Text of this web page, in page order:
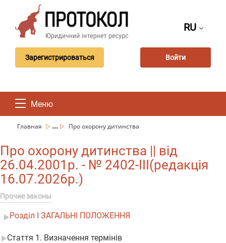
RU
Зарегистрироваться Войти
Меню
Главная ... Про охорону дитинства
Про охорону дитинства || від
26.04.2001р. - № 2402-III(редакція
16.07.2026р.)
Прочие законы
Розділ I ЗАГАЛЬНІ ПОЛОЖЕННЯ
Стаття 1. Визначення термінів